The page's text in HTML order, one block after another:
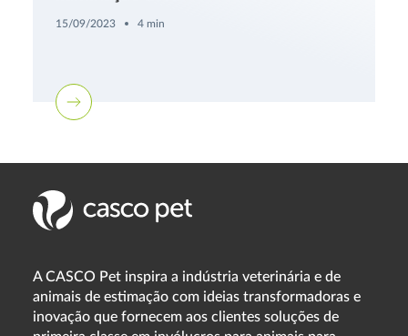
15/09/2023 4 min
A CASCO Pet inspira a indústria veterinária e de
animais de estimação com ideias transformadoras e
inovação que fornecem aos clientes soluções de